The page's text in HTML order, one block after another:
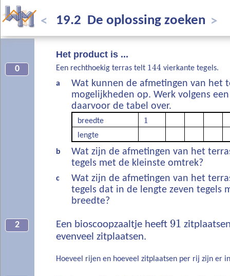
< 19.2 De oplossing zoeken >
Het product is ...
0 Een rechthoekig terras telt 144 vierkante tegels.
a
Wat kunnen de afmetingen van het
mogelijkheden op. Werk volgens
daarvoor de tabel over.
breedte 1
lengte
b
Wat zijn de afmetingen van het
tegels met de kleinste omtrek?
c
Wat zijn de afmetingen van het
tegels dat in de lengte zeven tegels
breedte?
2 Een bioscoopzaaltje heeft 91
evenveel zitplaatsen.
Hoeveel rijen en hoeveel zitplaatsen per rij zijn er